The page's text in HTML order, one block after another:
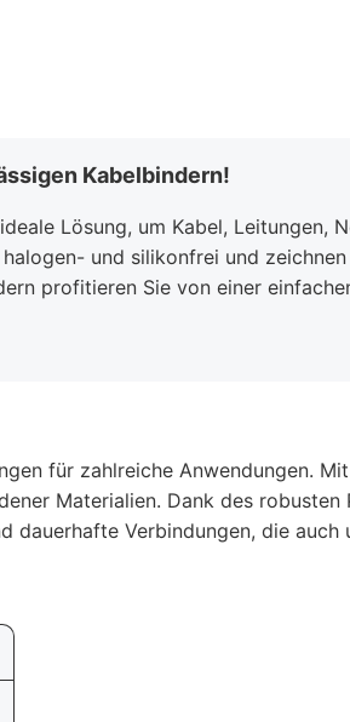
Kabelbindern!
Lösung, um Kabel,
und silikonfrei und
profitieren Sie von einer
für zahlreiche Anwendungen.
Materialien. Dank des
dauerhafte Verbindungen, die